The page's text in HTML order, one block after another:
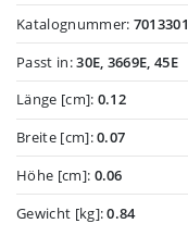
Katalognummer: 7013301
Passt in:30E, 3669E, 45E
Länge [cm]: 0.12
Breite [cm]:0.07
Höhe [cm]: 0.06
Gewicht [kg]:0.84